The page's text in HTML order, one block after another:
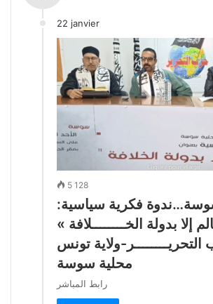
22 janvier
5 128
فكرية سياسية:
إلا بدولة الخــــــــلافة »
التحريــــــــر-ولاية تونس
محلية سوسة
رابط المباشر